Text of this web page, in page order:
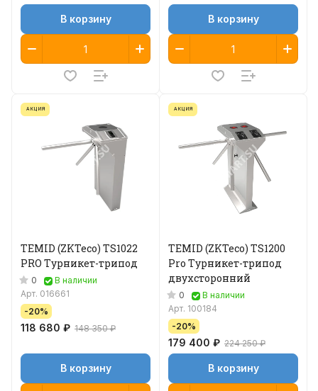
В корзину В корзину
АКЦИЯ
TEMID (ZKTeco) TS1022
PRO Турникет-трипод
0
В наличии
Арт. 016661
-20%
118 680 ₽ 148 350 ₽
В корзину
АКЦИЯ
TEMID (ZKTeco) TS1200
Pro Турникет-трипод
двухсторонний
0
В наличии
Арт. 100184
-20%
179 400 ₽ 224 250 ₽
В корзину